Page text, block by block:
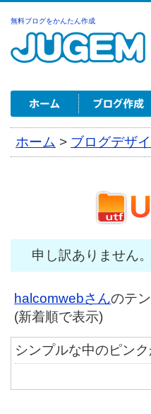
無料ブログをかんたん作成
ホーム > ブログデザ
申し訳ありません
halcomwebさんのテ
(新着順で表示)
シンプルな中のピン